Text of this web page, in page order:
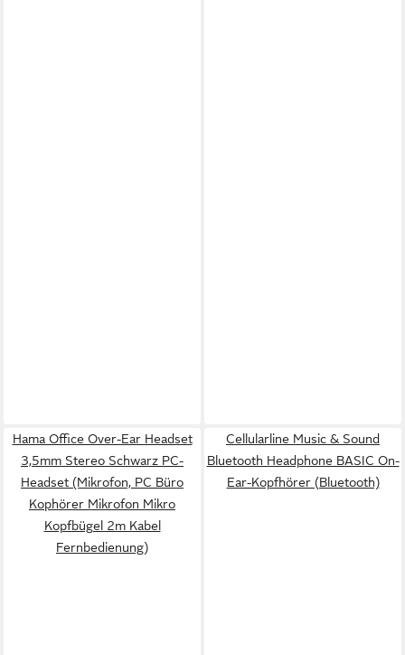
Hama Office Over-Ear Headset
3,5mm Stereo Schwarz PC-
Headset (Mikrofon, PC Büro
Kophörer Mikrofon Mikro
Kopfbügel 2m Kabel
Fernbedienung)
Cellularline Music & Sound
Bluetooth Headphone BASIC On-
Ear-Kopfhörer (Bluetooth)